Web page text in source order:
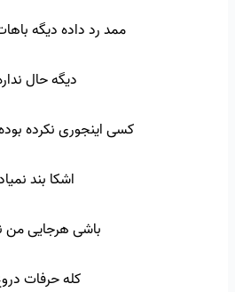
ممد رد داده دیگه
دیگه حال
کسی اینجوری نکرده
اشکا بند
باشی هرجایی من
کله حرفات